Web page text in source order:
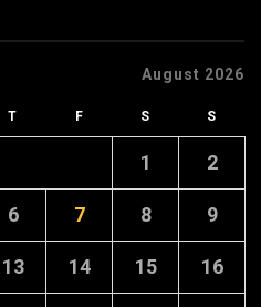
August 2026
T F S S
1 2
6 7 8 9
13 14 15 16